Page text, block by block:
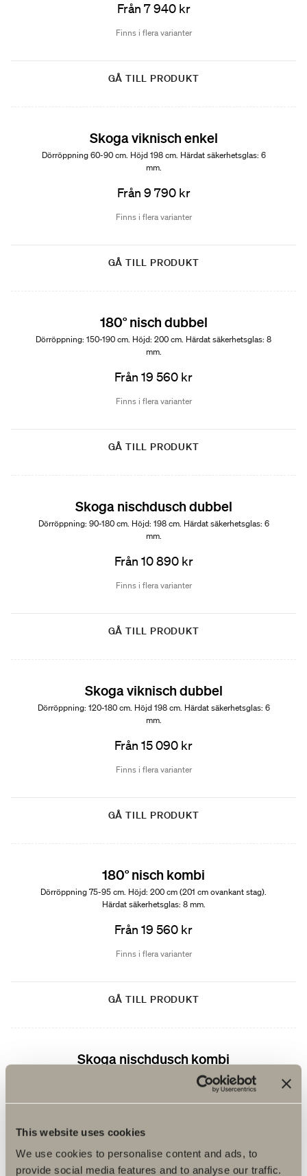
This website uses cookies
We use cookies to personalise content and ads, to
provide social media features and to analyse our traffic.
Från 7 940 kr
Finns i flera varianter
GÅ TILL PRODUKT
Skoga viknisch enkel
Dörröppning 60-90 cm. Höjd 198 cm. Härdat säkerhetsglas: 6
mm.
Från 9 790 kr
Finns i flera varianter
GÅ TILL PRODUKT
180° nisch dubbel
Dörröppning: 150-190 cm. Höjd: 200 cm. Härdat säkerhetsglas: 8
mm.
Från 19 560 kr
Finns i flera varianter
GÅ TILL PRODUKT
Skoga nischdusch dubbel
Dörröppning: 90-180 cm. Höjd: 198 cm. Härdat säkerhetsglas: 6
mm.
Från 10 890 kr
Finns i flera varianter
GÅ TILL PRODUKT
Skoga viknisch dubbel
Dörröppning: 120-180 cm. Höjd 198 cm. Härdat säkerhetsglas: 6
mm.
Från 15 090 kr
Finns i flera varianter
GÅ TILL PRODUKT
180° nisch kombi
Dörröppning 75-95 cm. Höjd: 200 cm (201 cm ovankant stag).
Härdat säkerhetsglas: 8 mm.
Från 19 560 kr
Finns i flera varianter
GÅ TILL PRODUKT
Skoga nischdusch kombi
Dörröppning: 60-80 cm. Höjd: 198 cm (201 cm ovankant stag).
Härdat säkerhetsglas: 6 mm.
Finns i flera varianter